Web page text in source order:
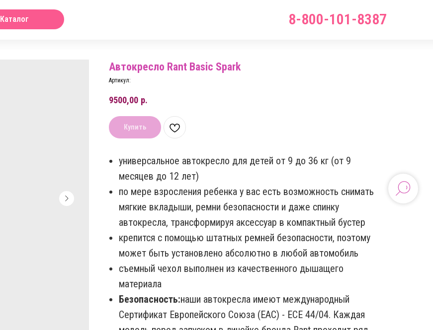
8-800-101-8387
Каталог
Автокресло Rant Basic Spark
Артикул:
9500,00 р.
Купить
универсальное автокресло для детей от 9 до 36 кг (от 9
месяцев до 12 лет)
по мере взросления ребенка у вас есть возможность снимать
мягкие вкладыши, ремни безопасности и даже спинку
автокресла, трансформируя аксессуар в компактный бустер
крепится с помощью штатных ремней безопасности, поэтому
может быть установлено абсолютно в любой автомобиль
съемный чехол выполнен из качественного дышащего
материала
Безопасность:наши автокресла имеют международный
Cертификат Eвропейского Cоюза (EAC) - ECE 44/04. Каждая